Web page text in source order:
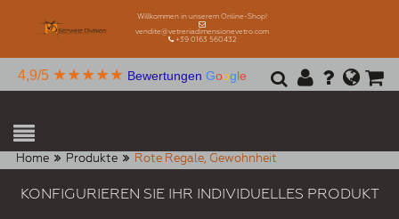
Willkommen in unserem Online-Shop!
vendite@vetreriadimensionevetro.com
+39 0163 560432
4,9/5 ★★★★★ Bewertungen Google
Home Produkte Rote Regale, Gewohnheit
KONFIGURIEREN SIE IHR INDIVIDUELLES PRODUKT